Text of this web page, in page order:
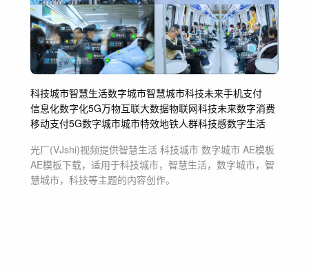
科技城市智慧生活数字城市智慧城市科技未来手机支付
信息化数字化5G万物互联大数据物联网科技未来数字消费
移动支付5G数字城市城市特效地铁人群科技感数字生活
光厂(VJshi)视频提供智慧生活 科技城市 数字城市 AE模板
AE模板下载，适用于科技城市，智慧生活，数字城市，智
慧城市，科技等主题的内容创作。